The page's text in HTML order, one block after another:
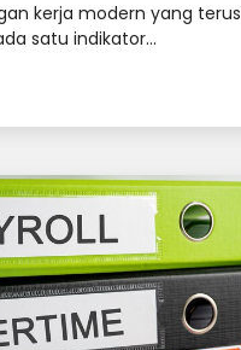
kerja modern yang terus
satu indikator...